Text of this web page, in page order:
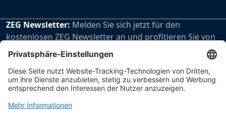
ZEG Newsletter: Melden Sie sich jetzt für den
kostenlosen ZEG Newsletter an und profitieren Sie von
den extra Vorteilen unseres regelmäßig erscheinenden
Newsletters.
Zur Newsletteranmeldung